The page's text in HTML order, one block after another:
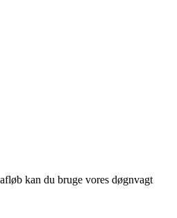
kan du bruge vores døgnvagt